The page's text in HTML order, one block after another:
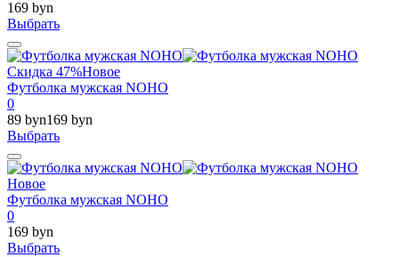
169 byn
Выбрать
Скидка 47%Новое
Футболка мужская NOHO
0
89 byn169 byn
Выбрать
Новое
Футболка мужская NOHO
0
169 byn
Выбрать